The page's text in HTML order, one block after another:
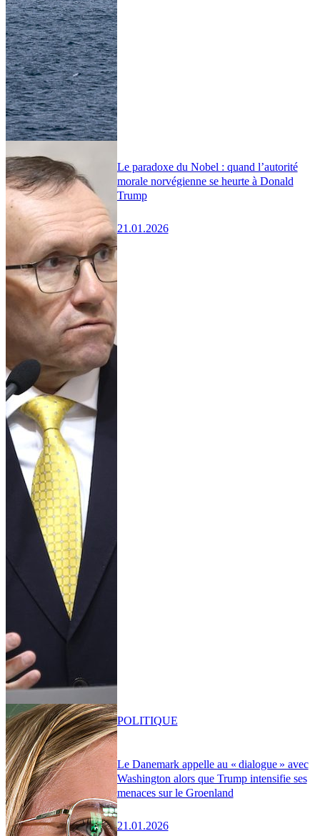
Le paradoxe du Nobel : quand l’autorité
morale norvégienne se heurte à Donald
Trump
21.01.2026
Le Danemark appelle au « dialogue » avec
Washington alors que Trump intensifie ses
menaces sur le Groenland
21.01.2026
POLITIQUE